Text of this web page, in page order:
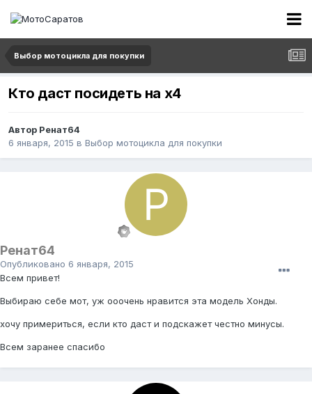
Выбор мотоцикла для покупки
Кто даст посидеть на x4
Автор Ренат64
6 января, 2015 в Выбор мотоцикла для покупки
Ренат64
Опубликовано 6 января, 2015
Всем привет!
Выбираю себе мот, уж ооочень нравится эта модель Хонды.
хочу примериться, если кто даст и подскажет честно минусы.
Всем заранее спасибо